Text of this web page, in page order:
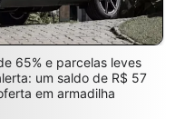
65% e parcelas leves
um saldo de R$ 57
em armadilha